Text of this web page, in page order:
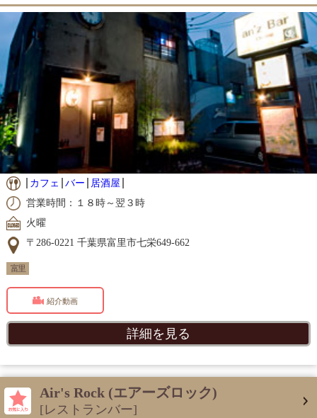
カフェ バー
居酒屋
営業時間：１８時～翌３時
火曜
〒286-0221 千葉県富里市七栄649-662
富里
紹介動画
詳細を見る
Air's Rock (エアーズロック)
[レストランバー]